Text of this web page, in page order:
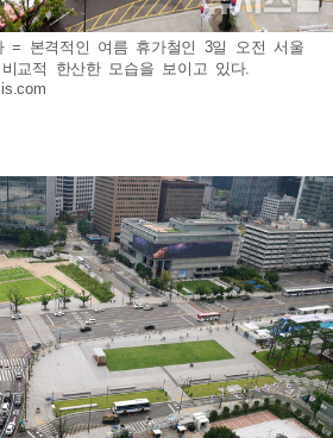
= 본격적인 여름 휴가철인 3일 오전 서울
교적 한산한 모습을 보이고 있다.